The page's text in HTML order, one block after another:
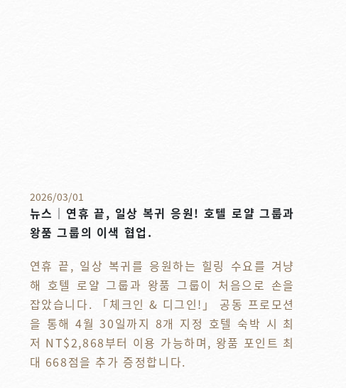
2026/03/01
뉴스｜연휴 끝, 일상 복귀 응원! 호텔 로얄 그룹과
왕품 그룹의 이색 협업.
연휴 끝, 일상 복귀를 응원하는 힐링 수요를 겨냥
해 호텔 로얄 그룹과 왕품 그룹이 처음으로 손을
잡았습니다. 「체크인 & 디그인!」 공동 프로모션
을 통해 4월 30일까지 8개 지정 호텔 숙박 시 최
저 NT$2,868부터 이용 가능하며, 왕품 포인트 최
대 668점을 추가 증정합니다.